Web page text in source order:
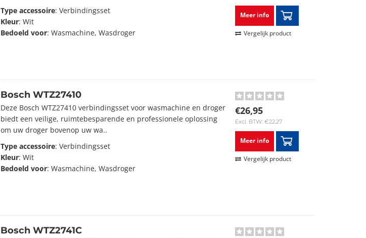
Type accessoire: Verbindingsset
Kleur: Wit
Bedoeld voor: Wasmachine, Wasdroger
Meer info
Vergelijk product
Bosch WTZ27410
Deze Bosch WTZ27410 verbindingsset voor wasmachine en droger
biedt een veilige, ruimtebesparende en professionele oplossing
om uw droger bovenop uw wa..
Type accessoire: Verbindingsset
Kleur: Wit
Bedoeld voor: Wasmachine, Wasdroger
€26,95
Excl. BTW: €22,27
Meer info
Vergelijk product
Bosch WTZ2741C